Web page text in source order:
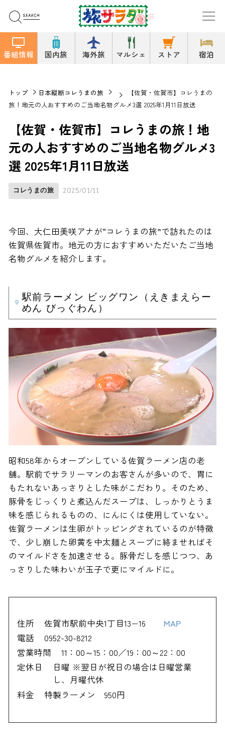
番組情報 国内旅 海外旅 マルシェ ストア 宿泊
トップ 日本縦断コレうまの旅
【佐賀・佐賀市】コレうまの
旅！地元の人おすすめのご当地名物グルメ3選 2025年1月11日放送
【佐賀・佐賀市】コレうまの旅！地
元の人おすすめのご当地名物グルメ3
選 2025年1月11日放送
コレうまの旅 2025/01/11
今回、大仁田美咲アナが“コレうまの旅”で訪れたのは
佐賀県佐賀市。地元の方におすすめいただいたご当地
名物グルメを紹介します。
駅前ラーメン ビッグワン（えきまえらー
めん びっぐわん）
昭和58年からオープンしている佐賀ラーメン店の老
舗。駅前でサラリーマンのお客さんが多いので、胃に
もたれないあっさりとした味がこだわり。そのため、
豚骨をじっくりと煮込んだスープは、しっかりとうま
味を感じられるものの、にんにくは使用していない。
佐賀ラーメンは生卵がトッピングされているのが特徴
で、少し崩した卵黄を中太麺とスープに絡ませればそ
のマイルドさを加速させる。豚骨だしを感じつつ、あ
っさりした味わいが玉子で更にマイルドに。
住所 佐賀市駅前中央1丁目13−16
MAP
電話
0952-30-8212
営業時間
11：00～15：00／19：00～22：00
定休日
日曜 ※翌日が祝日の場合は日曜営業
し、月曜代休
料金
特製ラーメン 950円